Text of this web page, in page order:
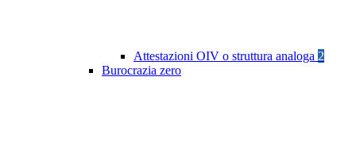
Attestazioni OIV o struttura analoga 2
Burocrazia zero